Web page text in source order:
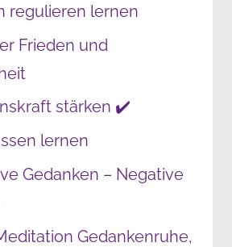
regulieren lernen
Frieden und
stärken ✔️
lernen
Gedanken – Negative
Gedankenruhe,